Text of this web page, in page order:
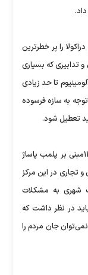
را پر خطرترین
و تدابیری که بسیاری
تا حد زیادی
به سازه فرسوده
تعطیل شود.
وی با اشاره به حکم دادستانی به شهرداری منطقه ۱۱مبنی بر پلمب پاساژ
این که ۱۵ واحد تولیدی و تجاری در این مرکز
شهری به مشکلات
در نظر داشت که
جان مردم را